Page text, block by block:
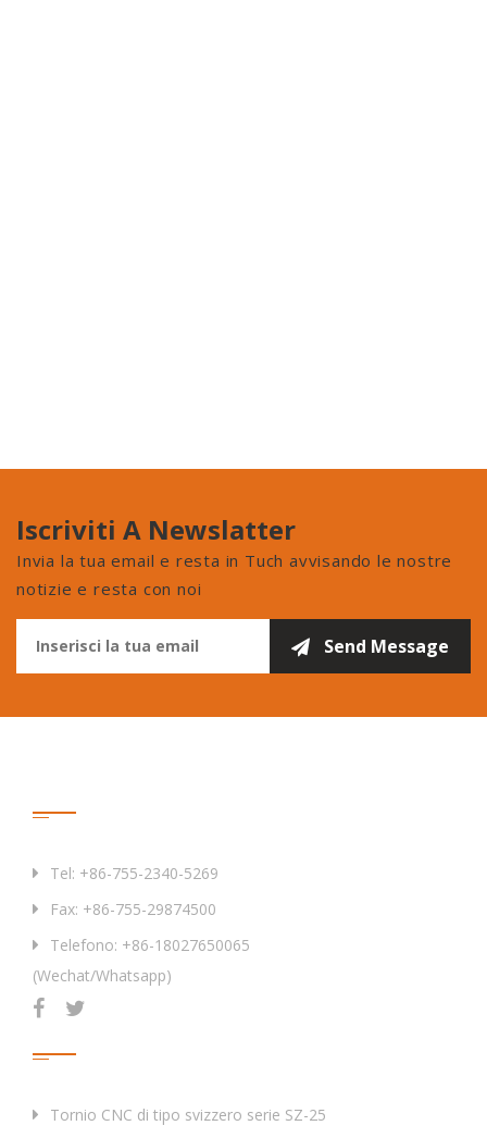
Iscriviti A Newslatter
Invia la tua email e resta in Tuch avvisando le nostre
notizie e resta con noi
Tel: +86-755-2340-5269
Fax: +86-755-29874500
Telefono: +86-18027650065
(Wechat/Whatsapp)
Tornio CNC di tipo svizzero serie SZ-25